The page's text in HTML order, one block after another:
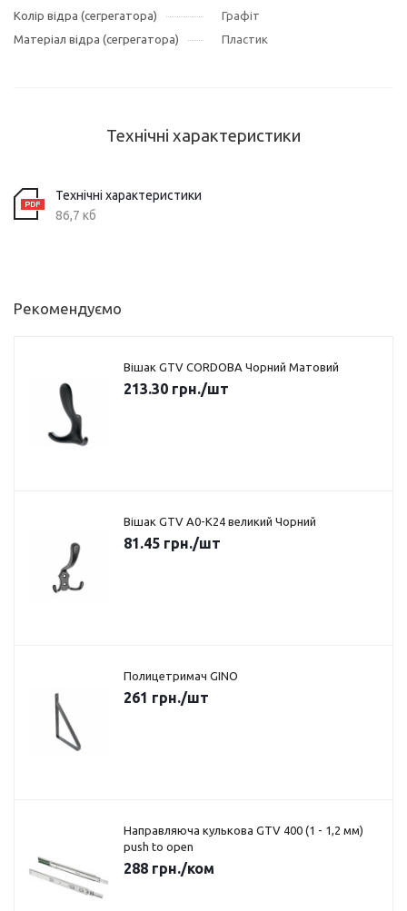
Колір відра (сегрегатора)
Графіт
Матеріал відра (сегрегатора)
Пластик
Технічні характеристики
Технічні характеристики
86,7 кб
Рекомендуємо
Вішак GTV CORDOBA Чорний Матовий
213.30 грн./шт
Вішак GTV A0-K24 великий Чорний
81.45 грн./шт
Полицетримач GINO
261 грн./шт
Направляюча кулькова GTV 400 (1 - 1,2 мм)
push to open
288 грн./ком